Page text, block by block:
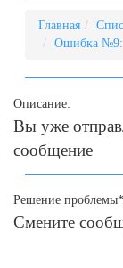
Главная
Ошибка №9:
Описание:
Вы уже
сообщение
Решение
Смените